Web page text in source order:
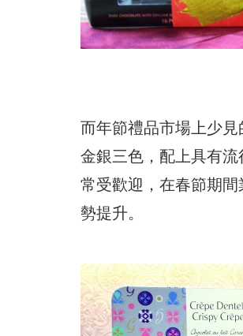
而年節禮品市場上少
金銀三色，配上具有
常受歡迎，在春節期
勢提升。